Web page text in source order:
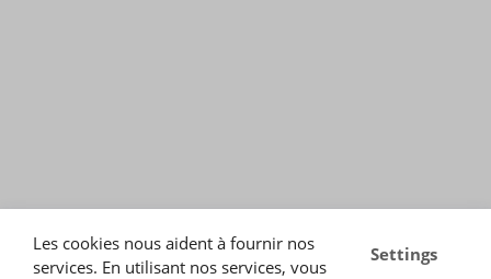
Les cookies nous aident à fournir nos
services. En utilisant nos services, vous
Settings